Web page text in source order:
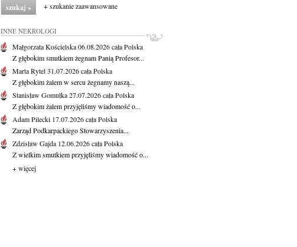
+ szukanie zaawansowane
INNE NEKROLOGI
Małgorzata Kościelska06.08.2026cała Polska
Z głębokim smutkiem żegnam Panią Profesor...
Marta Rytel31.07.2026cała Polska
Z głębokim żalem w sercu żegnamy naszą...
Stanisław Gomułka27.07.2026cała Polska
Z głębokim żalem przyjęliśmy wiadomość o...
Adam Pilecki 17.07.2026cała Polska
Zarząd Podkarpackiego Stowarzyszenia...
Zdzisław Gajda 12.06.2026cała Polska
Z wielkim smutkiem przyjęliśmy wiadomość o...
+ więcej